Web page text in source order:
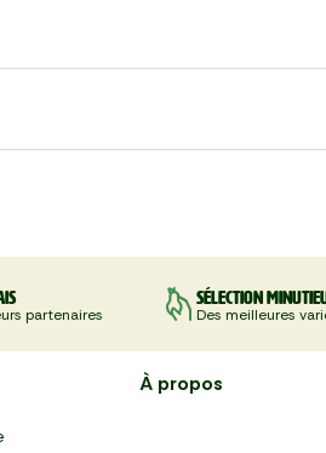
partenaires
Sélection
Des meilleures
À propos